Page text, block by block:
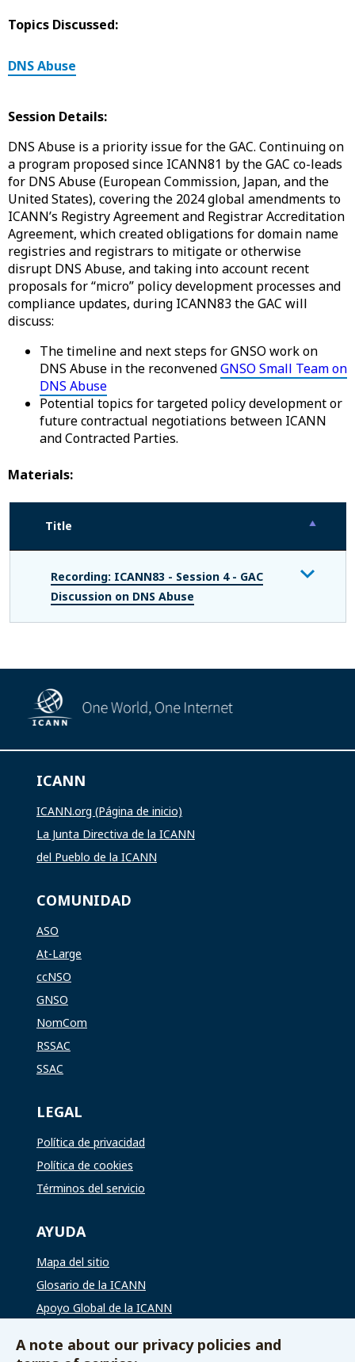
Topics Discussed:
DNS Abuse
Session Details:
DNS Abuse is a priority issue for the GAC. Continuing on
a program proposed since ICANN81 by the GAC co-leads
for DNS Abuse (European Commission, Japan, and the
United States), covering the 2024 global amendments to
ICANN’s Registry Agreement and Registrar Accreditation
Agreement, which created obligations for domain name
registries and registrars to mitigate or otherwise
disrupt DNS Abuse, and taking into account recent
proposals for “micro” policy development processes and
compliance updates, during ICANN83 the GAC will
discuss:
The timeline and next steps for GNSO work on
DNS Abuse in the reconvenedGNSO Small Team on
DNS Abuse
Potential topics for targeted policy development or
future contractual negotiations between ICANN
and Contracted Parties.
Materials:
Title
Recording: ICANN83 - Session 4 - GAC
Discussion on DNS Abuse
ICANN
ICANN.org (Página de inicio)
La Junta Directiva de la ICANN
del Pueblo de la ICANN
COMUNIDAD
ASO
At-Large
ccNSO
GNSO
NomCom
RSSAC
SSAC
LEGAL
Política de privacidad
Política de cookies
Términos del servicio
AYUDA
Mapa del sitio
Glosario de la ICANN
Apoyo Global de la ICANN
VÍAS DE CONTACTO
A note about our privacy policies and